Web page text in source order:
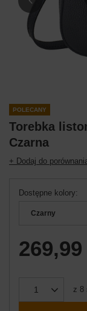
POLECANY
Torebka
Czarna
+ Dodaj do
Dostępne kolory
Czarny
269,99
z 8